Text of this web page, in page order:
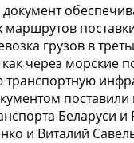
документ
маршрутов
грузов в
через морские
поставили
Беларуси и
и Виталий